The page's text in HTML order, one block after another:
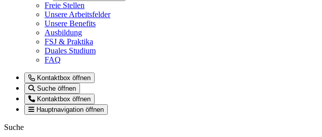
Freie Stellen
Unsere Arbeitsfelder
Unsere Benefits
Ausbildung
FSJ & Praktika
Duales Studium
FAQ
Kontaktbox öffnen
Suche öffnen
Kontaktbox öffnen
Hauptnavigation öffnen
Suche